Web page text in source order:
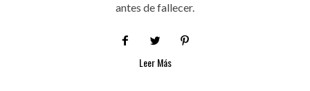
antes de fallecer.
Leer Más